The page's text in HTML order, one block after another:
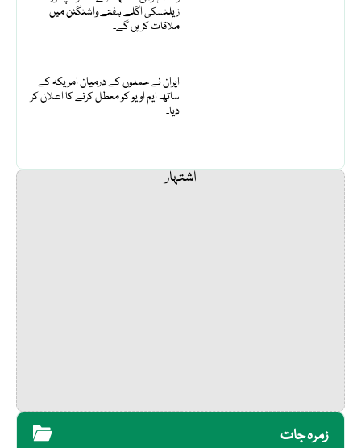
زیلنسکی اگلے ہفتے واشنگٹن میں
ملاقات کریں گے۔
ایران نے حملوں کے درمیان امریکہ کے
ساتھ ایم او یو کو معطل کرنے کا اعلان کر
دیا۔
اشتہار
زمرہ جات